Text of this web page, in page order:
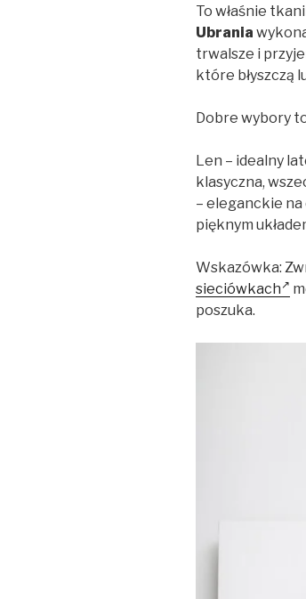
To właśnie
Ubrania
trwalsze i
które błyszczą
Dobre wybory
Len – idealny
klasyczna,
– eleganckie na
pięknym
Wskazówka:
sieciówkach
poszuka.